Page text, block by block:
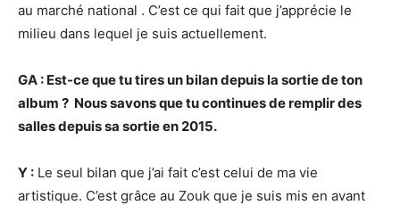
au marché national . C’est ce qui fait que j’apprécie le
milieu dans lequel je suis actuellement.
GA : Est-ce que tu tires un bilan depuis la sortiede ton
album ? Nous savonsque tu continues de remplir des
salles depuis sa sortie en 2015.
Y : Le seul bilan que j’ai fait c’est celui de ma vie
artistique. C’est grâce au Zouk que je suis mis en avant